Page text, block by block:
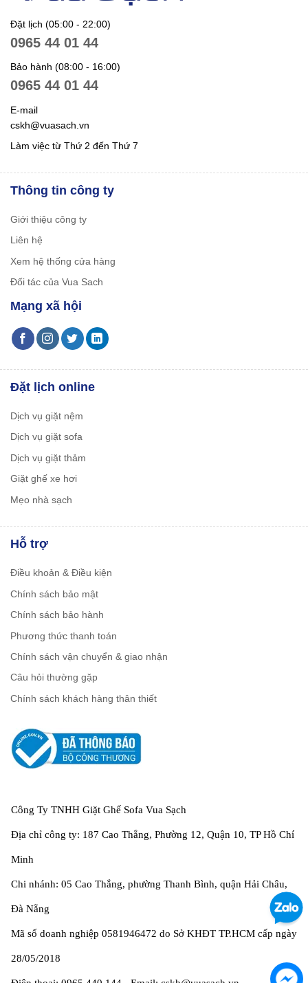
Đặt lịch (05:00 - 22:00)
0965 44 01 44
Bảo hành (08:00 - 16:00)
0965 44 01 44
E-mail
cskh@vuasach.vn
Làm việc từ Thứ 2 đến Thứ 7
Thông tin công ty
Giới thiệu công ty
Liên hệ
Xem hệ thống cửa hàng
Đối tác của Vua Sach
Mạng xã hội
Đặt lịch online
Dịch vụ giặt nệm
Dịch vụ giặt sofa
Dịch vụ giặt thảm
Giặt ghế xe hơi
Mẹo nhà sạch
Hỗ trợ
Điều khoản & Điều kiện
Chính sách bảo mật
Chính sách bảo hành
Phương thức thanh toán
Chính sách vận chuyển & giao nhận
Câu hỏi thường gặp
Chính sách khách hàng thân thiết
Công Ty TNHH Giặt Ghế Sofa Vua Sạch
Địa chỉ công ty: 187 Cao Thắng, Phường 12, Quận 10, TP Hồ Chí
Minh
Chi nhánh: 05 Cao Thắng, phường Thanh Bình, quận Hải Châu,
Đà Nẵng
Mã số doanh nghiệp 0581946472 do Sở KHĐT TP.HCM cấp ngày
28/05/2018